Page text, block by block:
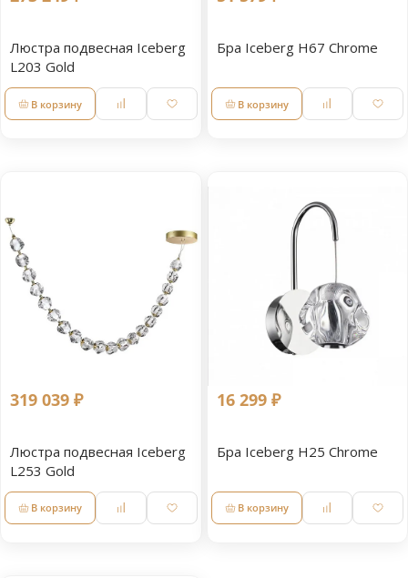
Люстра подвесная Iceberg
L203 Gold
В корзину
Бра Iceberg Н67 Chrome
В корзину
319 039 ₽
Люстра подвесная Iceberg
L253 Gold
В корзину
16 299 ₽
Бра Iceberg Н25 Chrome
В корзину